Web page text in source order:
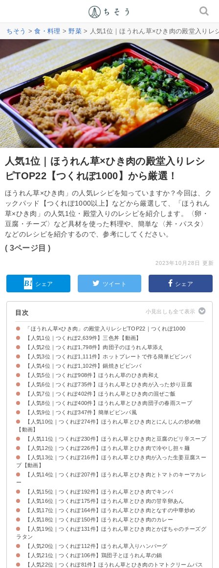
ちそう >食・料理 >野菜> 人気1位｜ほうれん草×ひき肉の殿堂入りレ
人気1位｜ほうれん草×ひき肉の殿堂入りレシ
ピTOP22【つくれぽ1000】から厳選！
ほうれん草×ひき肉」の人気レシピを知っていますか？今回は、ク
ックパッド【つくれぽ1000以上】などから厳選して、「ほうれん
草×ひき肉」の人気1位・殿堂入りのレシピを紹介します。〈卵・
豆腐・チーズ〉など具材を使った料理や、簡単な〈丼・パスタ〉
などのレシピを紹介するので、参考にしてください。
( 3ページ目 )
2023年10月28日 更新
シェア ツイート シェア
目次
「ほうれん草×ひき肉」の殿堂入りレシピTOP22｜つくれぽ1000
【人気1位｜つくれぽ2,639件】三色丼【動画】
【人気2位｜つくれぽ1,798件】肉団子のほうれん草添え
【人気3位｜つくれぽ1,111件】ホットプレートで作る簡単ビビンバ
【人気4位｜つくれぽ1,102件】鍋焼きビビンバ
【人気5位｜つくれぽ908件】ほうれん草のひき肉和え
【人気6位｜つくれぽ735件】ほうれん草とひき肉が入った炒り豆腐
【人気7位｜つくれぽ402件】ほうれん草とひき肉の混ぜご飯
【人気8位｜つくれぽ400件】ほうれん草とひき肉団子の春雨スープ
【人気9位｜つくれぽ347件】簡単ビビンパ風
【人気10位｜つくれぽ274件】ほうれん草とひき肉とにんじんの炒め物
【動画】
【人気11位｜つくれぽ230件】ほうれん草とひき肉と豆腐のピリ辛スープ
【人気12位｜つくれぽ226件】ほうれん草とひき肉で冷やし担々麺
【人気13位｜つくれぽ216件】ほうれん草とひき肉が入った生姜豆腐スー
プ【動画】
【人気14位｜つくれぽ207件】ほうれん草とひき肉とトマトのキーマカレ
ー
【人気15位｜つくれぽ192件】ほうれん草とひき肉でキンパ
【人気16位｜つくれぽ175件】ほうれん草とひき肉の甘辛卵あん
【人気17位｜つくれぽ164件】ほうれん草とひき肉となすの中華炒め
【人気18位｜つくれぽ150件】ほうれん草とひき肉のカレー
【人気19位｜つくれぽ131件】ほうれん草とひき肉とかぼちゃのチーズグ
ラタン
【人気20位｜つくれぽ112件】ほうれん草入りハンバーグ
【人気21位｜つくれぽ106件】鶏団子とほうれん草の鍋
【人気22位｜つくれぽ81件】ほうれん草とひき肉のトマトクリームパス